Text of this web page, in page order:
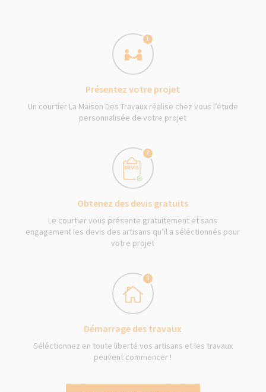
1
Présentez votre projet
Un courtier La Maison Des Travaux réalise chez vous l’étude
personnalisée de votre projet
2
Obtenez des devis gratuits
Le courtier vous présente gratuitement et sans
engagement les devis des artisans qu’il a séléctionnés pour
votre projet
3
Démarrage des travaux
Séléctionnez en toute liberté vos artisans et les travaux
peuvent commencer !